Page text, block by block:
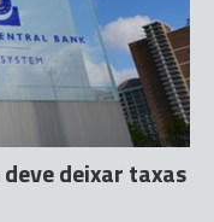
deixar taxas